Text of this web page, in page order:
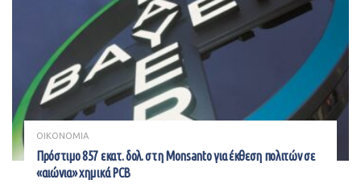
ΟΙΚΟΝΟΜΙΑ
Πρόστιμο 857 εκατ. δολ. στη Monsanto για έκθεση πολιτών σε
«αιώνια» χημικά PCB